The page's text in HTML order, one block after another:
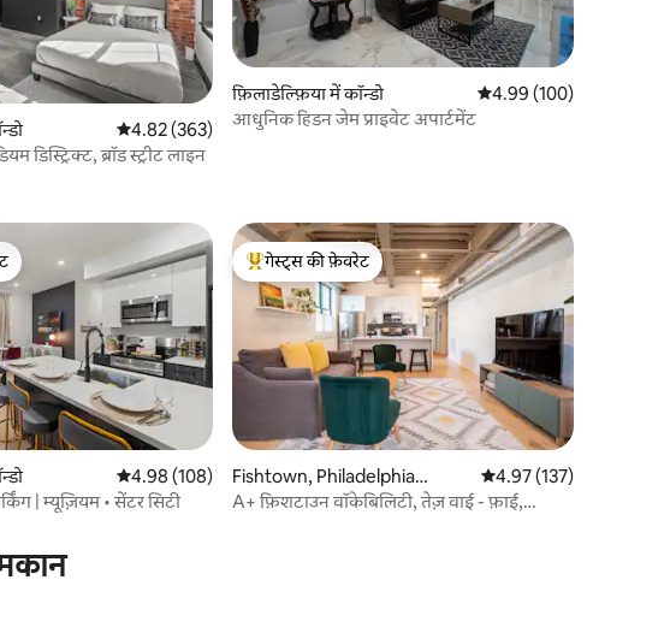
औसत रेटिंग 5 में से 4.82, 363 समीक्षाएँ
4.82 (363)
डिस्ट्रिक्ट, ब्रॉड स्ट्रीट लाइन
फ़िलाडेल्फ़िया में कॉन्डो औसत रेटिंग 5 में से 4.99,
4.99 (100)
आधुनिक हिडन जेम प्राइवेट अपार्टमेंट
औसत रेटिंग 5 में से 4.98, 108 समीक्षाएँ
4.98 (108)
| म्यूज़ियम • सेंटर सिटी
गेस्ट्स का टॉप फ़ेवरेट
गेस्ट्स की फ़ेवरेट
Fishtown, Philadelphia
में कॉन्डो
औसत रेटिंग 5 में से 4.97,
4.97 (137)
A+ फ़िशटाउन वॉकेबिलिटी, तेज़ वाई - फ़ाई,